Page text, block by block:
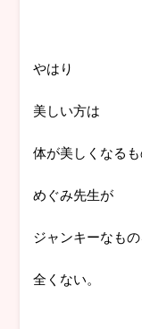
やはり
美しい方は
体が美しくなる
めぐみ先生が
ジャンキーなも
全くない。